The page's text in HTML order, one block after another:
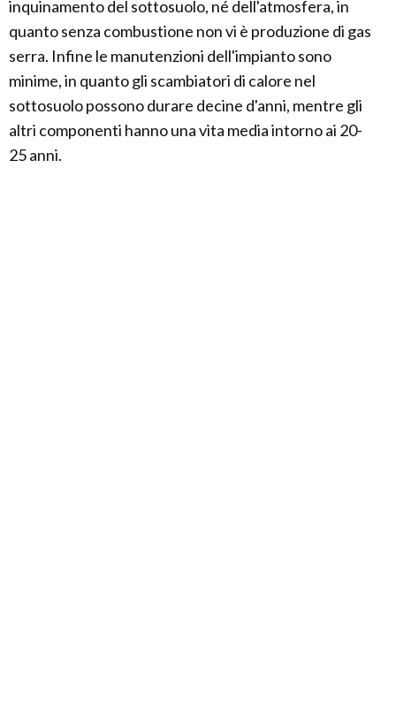
inquinamento del sottosuolo, né dell'atmosfera, in
quanto senza combustione non vi è produzione di gas
serra. Infine le manutenzioni dell'impianto sono
minime, in quanto gli scambiatori di calore nel
sottosuolo possono durare decine d'anni, mentre gli
altri componenti hanno una vita media intorno ai 20-
25 anni.